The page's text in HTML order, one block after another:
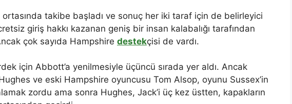
takibe başladı ve sonuç her iki taraf için de belirleyici
giriş hakkı kazanan geniş bir insan kalabalığı tarafından
çok sayıda Hampshire destekçisi de vardı.
için Abbott’a yenilmesiyle üçüncü sırada yer aldı. Ancak
ve eski Hampshire oyuncusu Tom Alsop, oyunu Sussex’in
zordu ama sonra Hughes, Jack’i üç kez üstten, kapakların